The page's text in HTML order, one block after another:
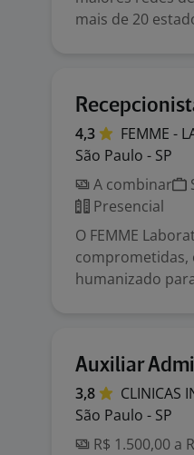
mais de 20
4,3 FEMME -
São Paulo - SP
A combinar
Presencial
O FEMME
comprometidas,
humanizado
Auxiliar
3,8 CLINICAS
São Paulo - SP
R$ 1.500,00 a